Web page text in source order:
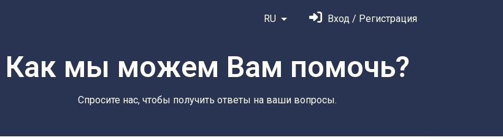
RU Вход / Регистрация
Как мы можем Вам помочь?
Спросите нас, чтобы получить ответы на ваши вопросы.